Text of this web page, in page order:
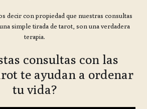
decir con propiedad que nuestras consultas
simple tirada de tarot, son una verdadera
terapia.
consultas con las
te ayudan a ordenar
tu vida?